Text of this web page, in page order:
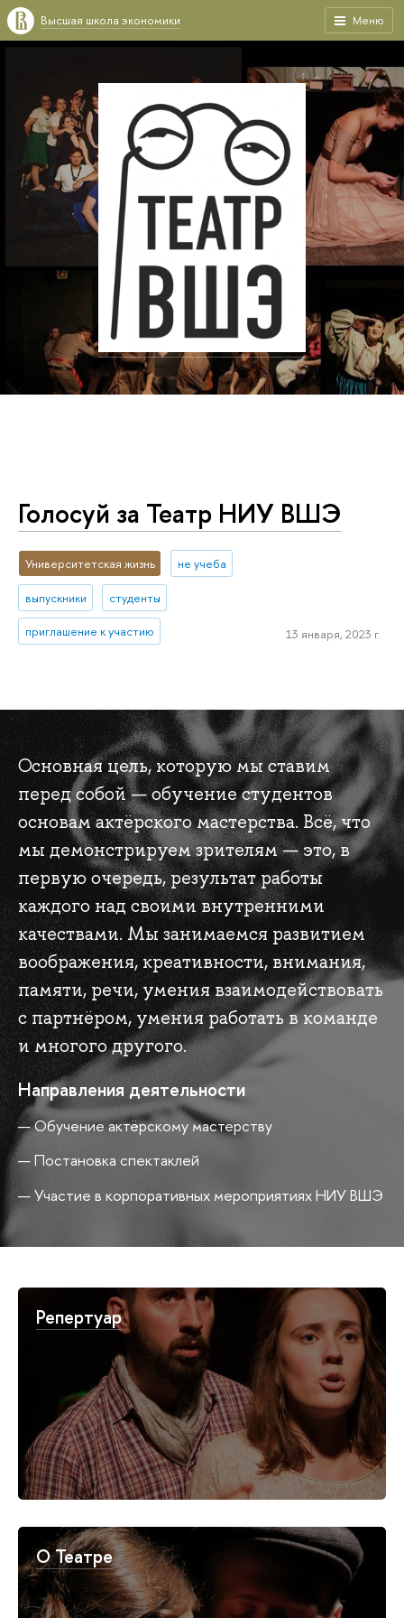
Меню
Высшая школа экономики
Голосуй за Театр НИУ ВШЭ
Университетская жизнь не учеба
выпускники студенты
приглашение к участию 13 января, 2023 г.
Основная цель, которую мы ставим
перед собой — обучение студентов
основам актёрского мастерства. Всё, что
мы демонстрируем зрителям — это, в
первую очередь, результат работы
каждого над своими внутренними
качествами. Мы занимаемся развитием
воображения, креативности, внимания,
памяти, речи, умения взаимодействовать
с партнёром, умения работать в команде
и многого другого.
Направления деятельности
Обучение актёрскому мастерству
Постановка спектаклей
Участие в корпоративных мероприятиях НИУ ВШЭ
Репертуар
О Театре